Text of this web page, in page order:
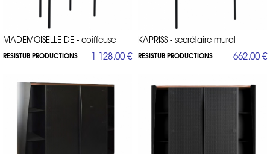
MADEMOISELLE DE - coiffeuse
RESISTUB PRODUCTIONS 1 128,00 €
KAPRISS - secrétaire mural
RESISTUB PRODUCTIONS 662,00 €